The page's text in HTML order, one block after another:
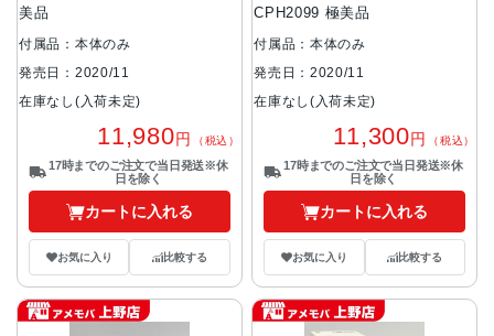
美品
付属品：本体のみ
発売日：2020/11
在庫なし(入荷未定)
11,980円 （税込）
17時までのご注文で当日発送※休
日を除く
カートに入れる
お気に入り 比較する
CPH2099 極美品
付属品：本体のみ
発売日：2020/11
在庫なし(入荷未定)
11,300円 （税込）
17時までのご注文で当日発送※休
日を除く
カートに入れる
お気に入り 比較する